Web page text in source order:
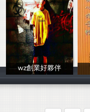
wz創業好夥伴
曾唯哲